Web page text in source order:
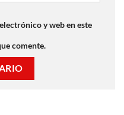
y web en este
comente.